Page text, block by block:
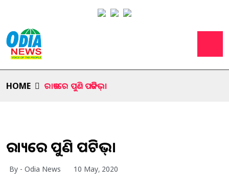
HOME ରାଜ୍ୟରେ ପୁଣି ପଜିଟିଭ୍।
ରାଜ୍ୟରେ ପୁଣି ପଜିଟିଭ୍।
By - Odia News 10 May, 2020